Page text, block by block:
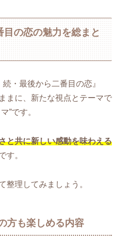
の恋の魅力を総まと
・最後から二番目の恋』
まに、新たな視点とテーマで
”です。
と共に新しい感動を味わえる
す。
整理してみましょう。
方も楽しめる内容